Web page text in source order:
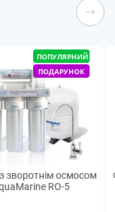
ПОПУЛЯРНИЙ
ПОДАРУНОК
зворотнім осмосом
RO-5